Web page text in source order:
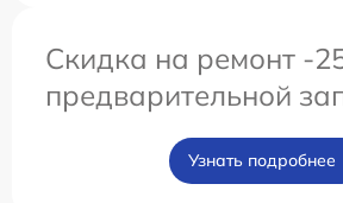
Скидка на ремонт -
предварительной
Узнать подробнее